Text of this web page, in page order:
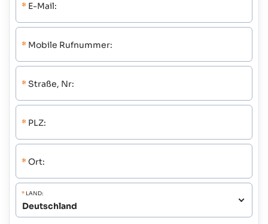
* E-Mail:
* Mobile Rufnummer:
* Straße, Nr:
* PLZ:
* Ort:
* LAND: